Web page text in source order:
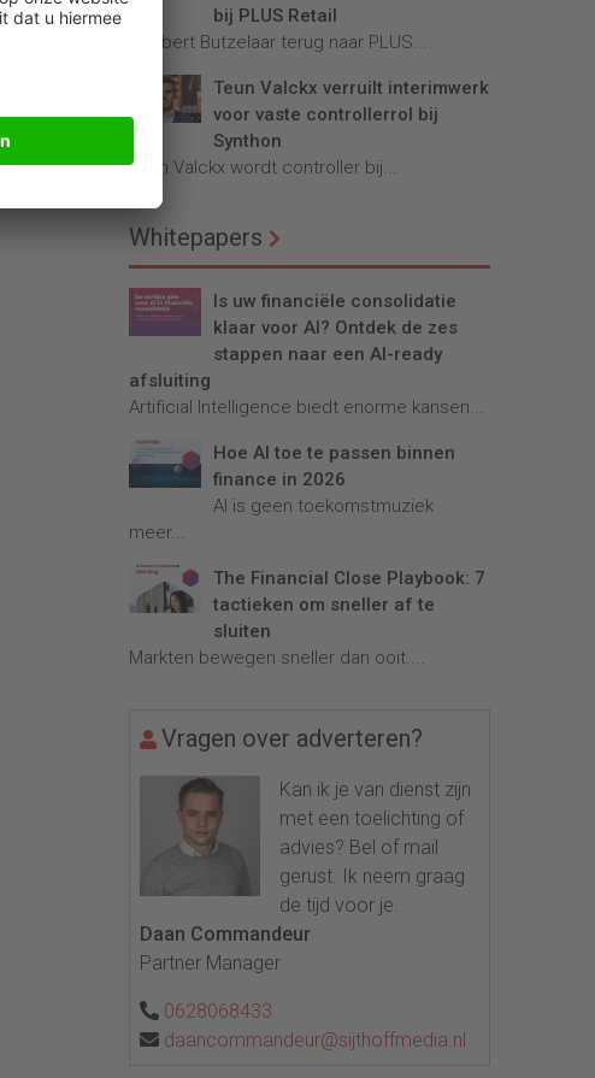
bij PLUS Retail
Robbert Butzelaar terug naar PLUS...
Teun Valckx verruilt interimwerk
voor vaste controllerrol bij
Synthon
Teun Valckx wordt controller bij...
Whitepapers
Is uw financiële consolidatie
klaar voor AI? Ontdek de zes
stappen naar een AI-ready
afsluiting
Artificial Intelligence biedt enorme kansen...
Hoe AI toe te passen binnen
finance in 2026
AI is geen toekomstmuziek
meer...
The Financial Close Playbook: 7
tactieken om sneller af te
sluiten
Markten bewegen sneller dan ooit....
Vragen over adverteren?
Kan ik je van dienst zijn
met een toelichting of
advies? Bel of mail
gerust. Ik neem graag
de tijd voor je.
Daan Commandeur
Partner Manager
0628068433
daancommandeur@sijthoffmedia.nl